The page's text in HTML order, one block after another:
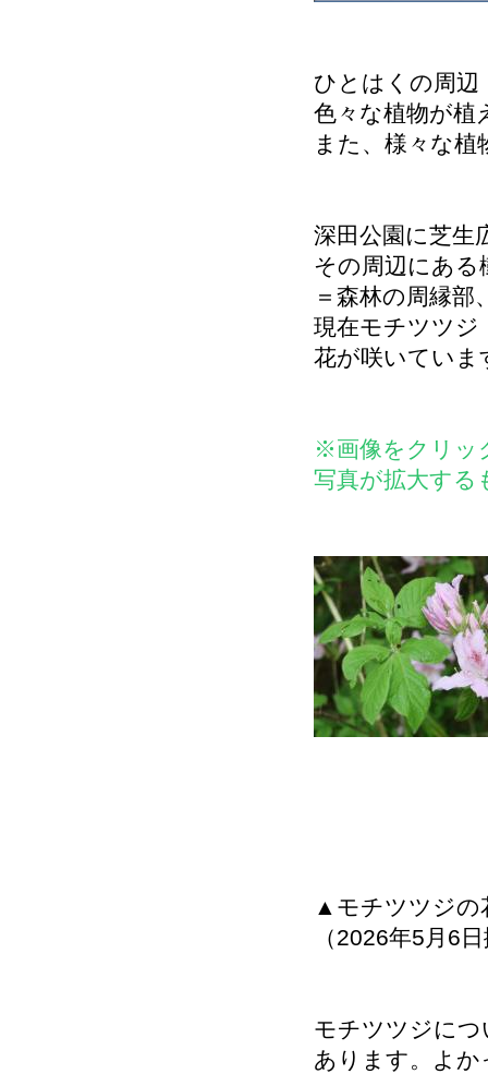
ひとはくの周辺
色々な植物が植
また、様々な
深田公園に芝生
その周辺にある
＝森林の周縁
現在モチツツジ
花が咲いていま
※画像をクリッ
写真が拡大する
▲モチツツジの
（2026年5月6
モチツツジに
あります。よ